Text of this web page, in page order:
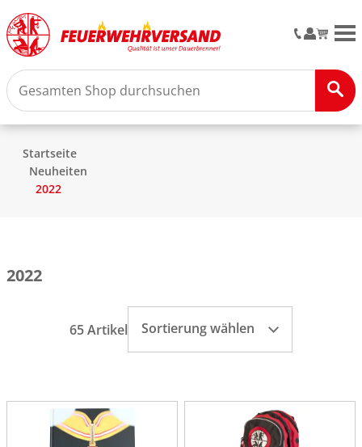
Startseite
Neuheiten
2022
2022
65 Artikel Sortierung wählen